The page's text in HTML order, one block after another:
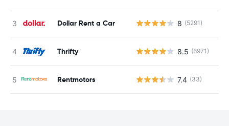
Dollar Rent a Car 8 (5291)
Thrifty 8.5 (6971)
Rentmotors 7.4 (33)